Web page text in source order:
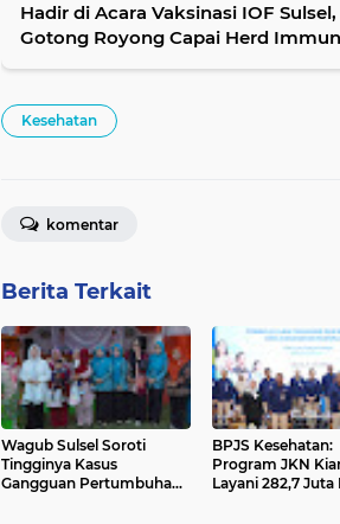
Hadir di Acara Vaksinasi IOF
Gotong Royong Capai Herd
Kesehatan
komentar
Berita Terkait
Wagub Sulsel Soroti
Tingginya Kasus
Gangguan Pertumbuhan
BPJS Kesehatan:
Program JKN
Layani 282,7 Juta